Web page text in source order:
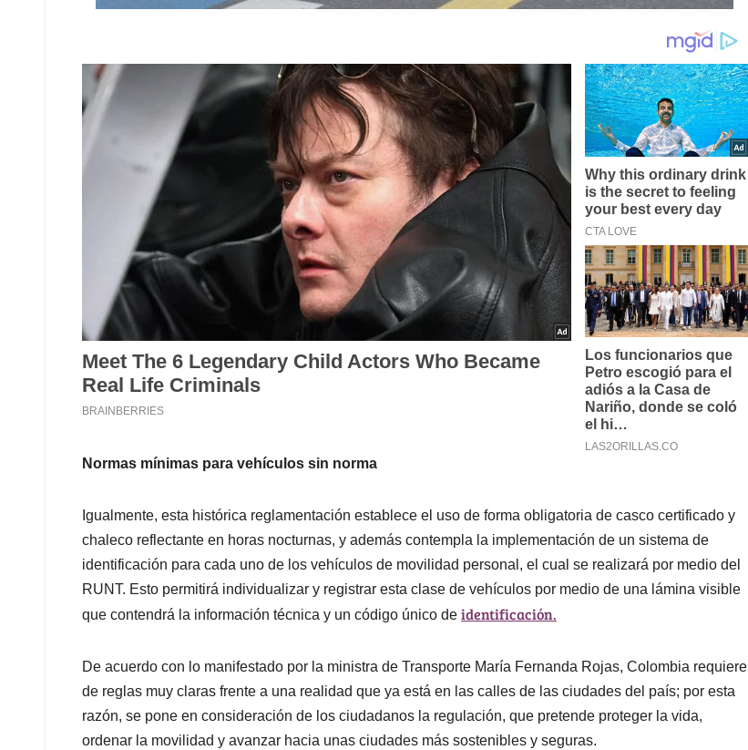
Normas mínimas para vehículos sin norma
Igualmente, esta histórica reglamentación establece el uso de forma obligatoria de casco certificado y
chaleco reflectante en horas nocturnas, y además contempla la implementación de un sistema de
identificación para cada uno de los vehículos de movilidad personal, el cual se realizará por medio del
RUNT. Esto permitirá individualizar y registrar esta clase de vehículos por medio de una lámina visible
que contendrá la información técnica y un código único de identificación.
De acuerdo con lo manifestado por la ministra de Transporte María Fernanda Rojas, Colombia requiere
de reglas muy claras frente a una realidad que ya está en las calles de las ciudades del país; por esta
razón, se pone en consideración de los ciudadanos la regulación, que pretende proteger la vida,
ordenar la movilidad y avanzar hacia unas ciudades más sostenibles y seguras.